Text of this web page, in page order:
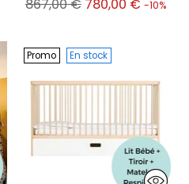
Prix
867,00 € 780,00 € -10%
Promo En stock